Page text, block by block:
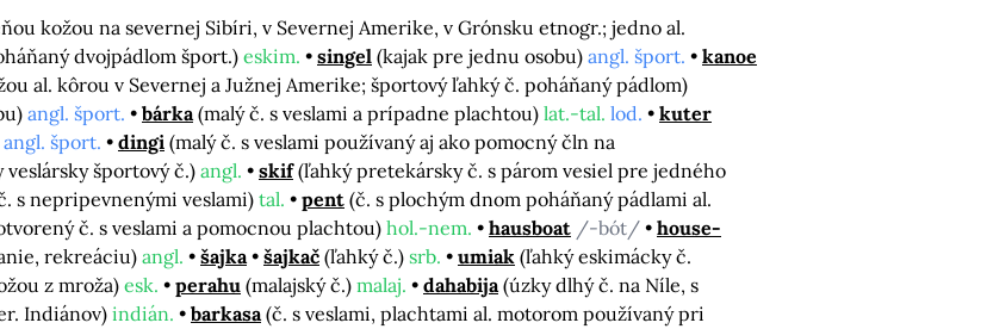
kožou na severnej Sibíri, v Severnej Amerike, v Grónsku etnogr.; jedno al.
dvojpádlom šport.) eskim. singel (kajak pre jednu osobu) angl. šport.
kanoe
al. kôrou v Severnej a Južnej Amerike; športový ľahký č. poháňaný pádlom)
angl. šport. bárka (malý č. s veslami a prípadne plachtou) lat.-tal. lod.
kuter
angl. šport. dingi (malý č. s veslami používaný aj ako pomocný čln na
športový č.)angl. skif (ľahký pretekársky č. s párom vesiel pre jedného
s nepripevnenými veslami) tal. pent (č. s plochým dnom poháňaný pádlami al.
č. s veslami a pomocnou plachtou) hol.-nem. hausboat /-bót/
house-
rekreáciu) angl. šajka šajkač (ľahký č.) srb. umiak (ľahký eskimácky č.
z mroža) esk. perahu (malajský č.) malaj. dahabija (úzky dlhý č. na Níle, s
Indiánov)indián. barkasa (č. s veslami, plachtami al. motorom používaný pri